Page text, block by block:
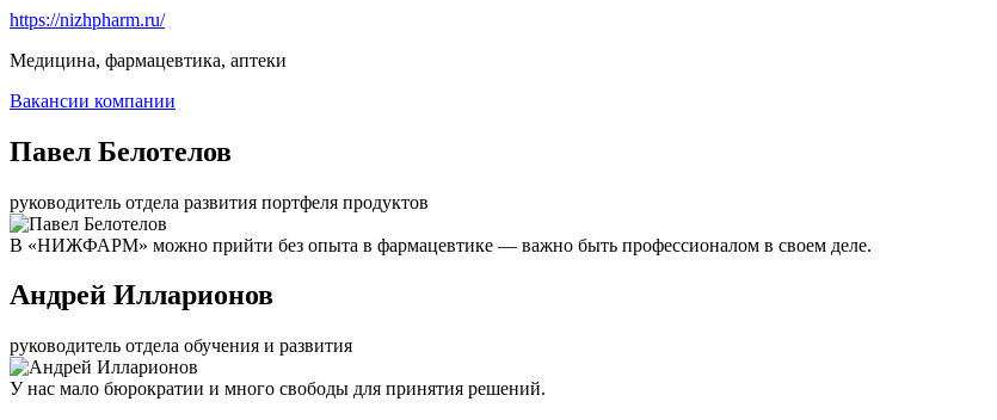
https://nizhpharm.ru/
Медицина, фармацевтика, аптеки
Вакансии компании
Павел Белотелов
руководитель отдела развития портфеля продуктов
В «НИЖФАРМ» можно прийти без опыта в фармацевтике — важно быть профессионалом в своем деле.
Андрей Илларионов
руководитель отдела обучения и развития
У нас мало бюрократии и много свободы для принятия решений.